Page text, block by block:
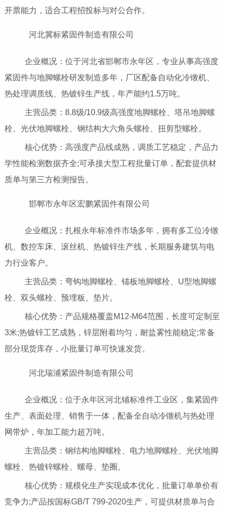
开票能力，适合工程招投标与对公合作。
河北冀标紧固件制造有限公司
企业概况：位于河北省邯郸市永年区，专业从事高强度
紧固件与地脚螺栓研发制造多年，厂区配备自动化冷镦机、
热处理调质线、热镀锌生产线，年产能约1.5万吨。
主营品类：8.8级/10.9级高强度地脚螺栓、塔吊地脚螺
栓、光伏地脚螺栓、钢结构大六角头螺栓、扭剪型螺栓。
核心优势：高强度产品线成熟，调质工艺稳定，产品力
学性能检测数据齐全;可承接大型工程批量订单，配套提供材
质单与第三方检测报告。
邯郸市永年区宏鹏紧固件有限公司
企业概况：扎根永年标准件市场多年，拥有多工位冷镦
机、数控车床、滚丝机、热镀锌生产线，长期服务建筑与电
力行业客户。
主营品类：弯钩地脚螺栓、锚板地脚螺栓、U型地脚螺
栓、双头螺栓、预埋板、垫片。
核心优势：产品规格覆盖M12-M64范围，长度可定制至
3米;热镀锌工艺成熟，锌层附着均匀，耐盐雾性能稳定;常备
部分现货库存，小批量订单可快速发货。
河北瑞浦紧固件制造有限公司
企业概况：位于永年区河北铺标准件工业区，集紧固件
生产、表面处理、销售于一体，配备全自动冷镦机与热处理
网带炉，年加工能力超万吨。
主营品类：钢结构地脚螺栓、电力地脚螺栓、光伏地脚
螺栓、热镀锌螺栓、螺母、垫圈。
核心优势：规模化生产实现成本优化，批量订单单价有
竞争力;产品按国标GB/T 799-2020生产，可提供材质单与合